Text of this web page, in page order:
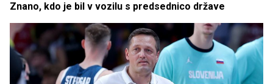
Znano, kdo je bil v vozilu s predsednico države